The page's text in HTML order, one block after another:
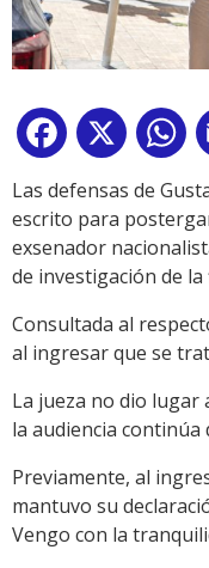
Facebook
X
Las defensas de
escrito para
exsenador
de investigación de
Consultada al
al ingresar que se
La jueza no dio
la audiencia continúa
Previamente, al
mantuvo su
Vengo con la